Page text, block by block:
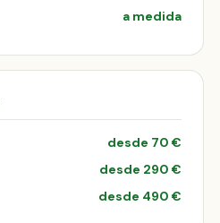
a medida
desde 70 €
desde 290 €
desde 490 €